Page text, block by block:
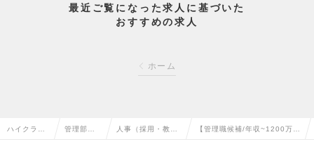
最近ご覧になった求人に基づいた
おすすめの求人
ホーム
ハイクラス 管理部門 人事（採用・教育 【管理職候補/年収~1200万】